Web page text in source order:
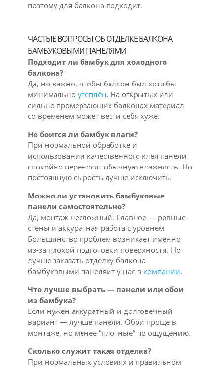
поэтому для балкона подходит.
ЧАСТЫЕ ВОПРОСЫ ОБ ОТДЕЛКЕ БАЛКОНА
БАМБУКОВЫМИ ПАНЕЛЯМИ
Подходит ли бамбук для холодного
балкона?
Да, но важно, чтобы балкон был хотя бы
минимально утеплён. На открытых или
сильно промерзающих балконах материал
со временем может вести себя хуже.
Не боится ли бамбук влаги?
При нормальной обработке и
использовании качественного клея панели
спокойно переносят обычную влажность. Но
постоянную сырость лучше исключить.
Можно ли установить бамбуковые
панели самостоятельно?
Да, монтаж несложный. Главное — ровные
стены и аккуратная работа с уровнем.
Большинство проблем возникает именно
из-за плохой подготовки поверхности. Но
лучше заказать отделку балкона
бамбуковыми панеляит у нас в компании.
Что лучше выбрать — панели или обои
из бамбука?
Если нужен аккуратный и долговечный
вариант — лучше панели. Обои проще в
монтаже, но менее “плотные” по ощущению.
Сколько служит такая отделка?
При нормальных условиях и правильном